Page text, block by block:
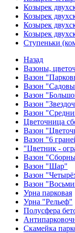
Козырек
Козырек
Козырек
Козырек
Ступеньки
Назад
Вазоны,
Вазон
Вазон
Вазон
Вазон
Вазон
Цветочница
Вазон
Вазон "6
"Цветник -
Вазон
Вазон "Шар"
Вазон
Вазон
Урна парковая
Урна "Рельеф"
Полусфера
Скамейка